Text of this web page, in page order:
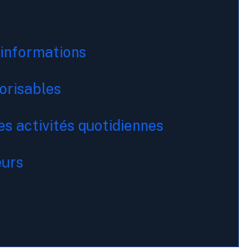
activités quotidiennes